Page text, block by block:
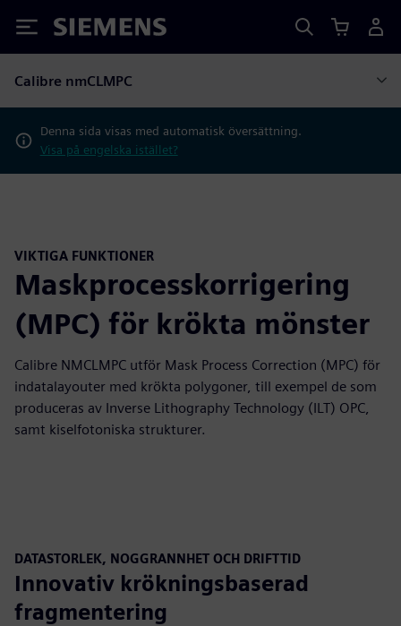
Siemens
Calibre nmCLMPC
Denna sida visas med automatisk översättning.
Visa på engelska istället?
VIKTIGA FUNKTIONER
Maskprocesskorrigering
(MPC) för krökta mönster
Calibre NMCLMPC utför Mask Process Correction (MPC) för
indatalayouter med krökta polygoner, till exempel de som
produceras av Inverse Lithography Technology (ILT) OPC,
samt kiselfotoniska strukturer.
DATASTORLEK, NOGGRANNHET OCH DRIFTTID
Innovativ krökningsbaserad
fragmentering